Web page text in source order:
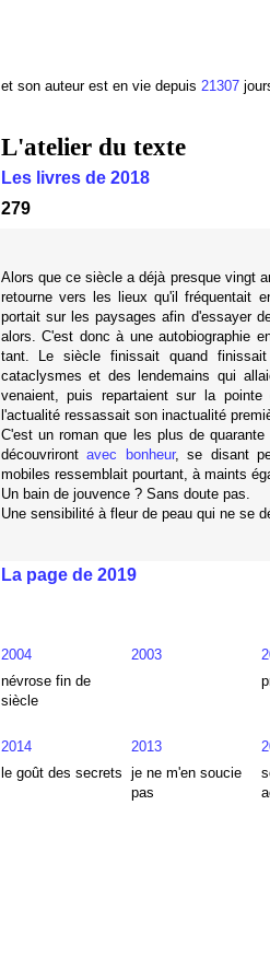
et son auteur est en vie depuis 21307
L'atelier du texte
Les livres de 2018
279
Alors que ce siècle a déjà presque vingt
retourne vers les lieux qu'il fréquentait
portait sur les paysages afin d'essayer
alors. C'est donc à une autobiographie
tant. Le siècle finissait quand
cataclysmes et des lendemains qui
venaient, puis repartaient sur la
l'actualité ressassait son inactualité
C'est un roman que les plus de
découvriront avec bonheur, se disant
mobiles ressemblait pourtant, à maints
Un bain de jouvence ? Sans doute pas.
Une sensibilité à fleur de peau qui ne se
La page de 2019
2004 2003
névrose fin de
siècle
2014 2013
le goût des secrets je ne m'en soucie
pas